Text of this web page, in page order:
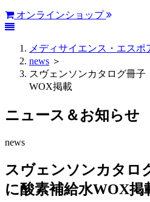
オンラインショップ
メディサイエンス・エスポ
news ＞
スヴェンソンカタログ冊子
WOX掲載
ニュース＆お知らせ
news
スヴェンソンカタロ
に酸素補給水WOX掲